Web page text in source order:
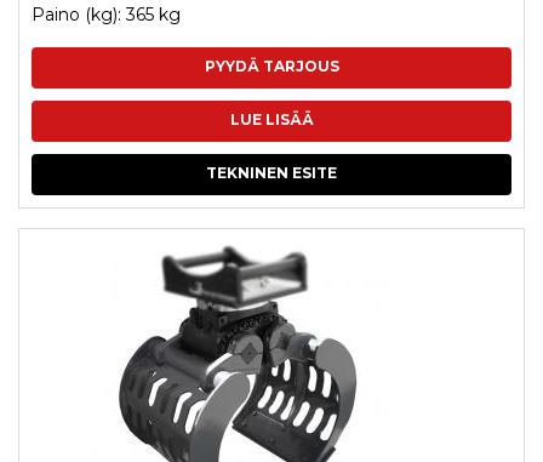
Paino (kg): 365 kg
PYYDÄ TARJOUS
LUE LISÄÄ
TEKNINEN ESITE